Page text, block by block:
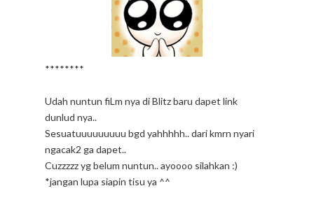
********
Udah nuntun fiLm nya di Blitz baru dapet link
dunlud nya..
Sesuatuuuuuuuuu bgd yahhhhh.. dari kmrn nyari
ngacak2 ga dapet..
Cuzzzzz yg belum nuntun.. ayoooo silahkan :)
*jangan lupa siapin tisu ya ^^